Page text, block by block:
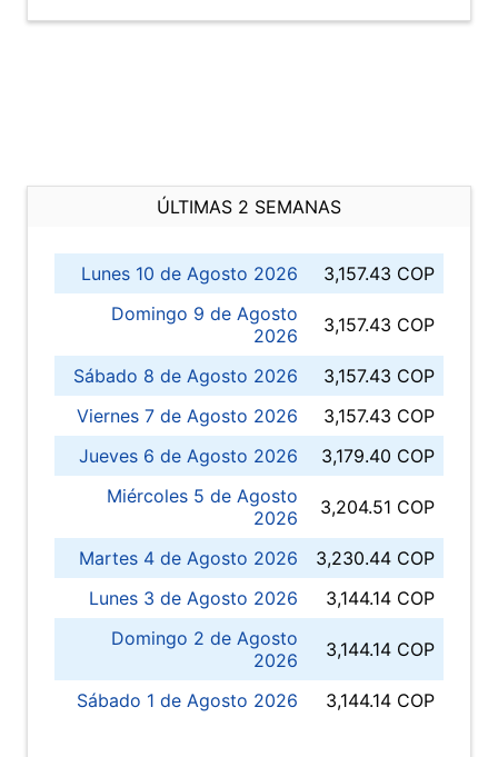
ÚLTIMAS 2 SEMANAS
Lunes 10 de Agosto 2026
3,157.43 COP
Domingo 9 de Agosto
2026
3,157.43 COP
Sábado 8 de Agosto 2026
3,157.43 COP
Viernes 7 de Agosto 2026
3,157.43 COP
Jueves 6 de Agosto 2026
3,179.40 COP
Miércoles 5 de Agosto
2026
3,204.51 COP
Martes 4 de Agosto 2026
3,230.44 COP
Lunes 3 de Agosto 2026
3,144.14 COP
Domingo 2 de Agosto
2026
3,144.14 COP
Sábado 1 de Agosto 2026 3,144.14 COP